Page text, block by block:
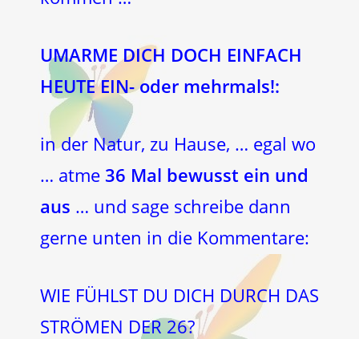
UMARME DICH DOCH EINFACH
HEUTE EIN- oder mehrmals!:
in der Natur, zu Hause, … egal wo
… atme 36 Mal bewusst ein und
aus … und sage schreibe dann
gerne unten in die Kommentare:
WIE FÜHLST DU DICH DURCH DAS
STRÖMEN DER 26?